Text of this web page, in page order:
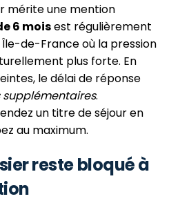
mérite une mention
6 moisest régulièrement
de-France où la pression
plus forte. En
le délai de réponse
supplémentaires.
un titre de séjour en
au maximum.
reste bloqué à